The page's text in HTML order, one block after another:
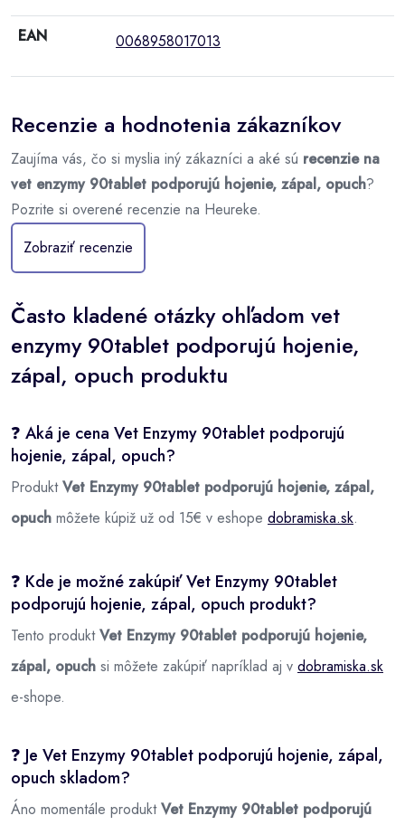
EAN 0068958017013
Recenzie a hodnotenia zákazníkov
Zaujíma vás, čo si myslia iný zákazníci a aké sú recenzie na
vet enzymy 90tablet podporujú hojenie, zápal, opuch?
Pozrite si overené recenzie na Heureke.
Zobraziť recenzie
Často kladené otázky ohľadom vet
enzymy 90tablet podporujú hojenie,
zápal, opuch produktu
❓ Aká je cena Vet Enzymy 90tablet podporujú
hojenie, zápal, opuch?
ProduktVet Enzymy 90tablet podporujú hojenie, zápal,
opuch môžete kúpiž už od 15€ v eshope dobramiska.sk.
❓ Kde je možné zakúpiť Vet Enzymy 90tablet
podporujú hojenie, zápal, opuch produkt?
Tento produktVet Enzymy 90tablet podporujú hojenie,
zápal, opuch si môžete zakúpiť napríklad aj v dobramiska.sk
e-shope.
❓ Je Vet Enzymy 90tablet podporujú hojenie, zápal,
opuch skladom?
Áno momentále produktVet Enzymy 90tablet podporujú